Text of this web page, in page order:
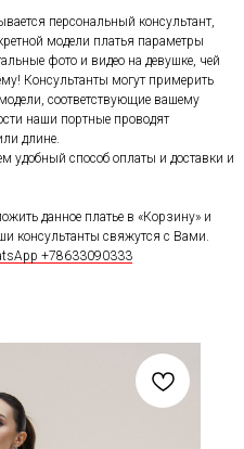
персональный консультант,
модели платья параметры
фото и видео на девушке, чей
Консультанты могут примерить
соответствующие вашему
наши портные проводят
длине.
удобный способ оплаты и доставки и
данное платье в «Корзину» и
консультанты свяжутся с Вами.
+78633090333